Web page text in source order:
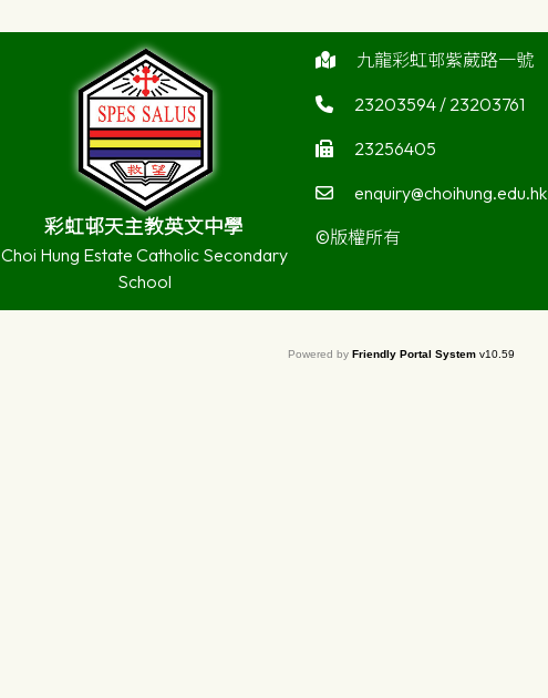
彩虹邨天主教英文中學
Choi Hung Estate Catholic Secondary
School
九龍彩虹邨紫葳路一號
23203594 / 23203761
23256405
enquiry@choihung.edu.hk
©版權所有
Powered by Friendly Portal System v10.59